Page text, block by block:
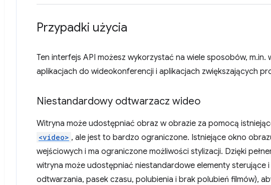
Przypadki użycia
Ten interfejs API możesz wykorzystać na wiele sposobów,
aplikacjach do wideokonferencji i aplikacjach zwiększających
Niestandardowy odtwarzacz wideo
Witryna może udostępniać obraz w obrazie za pomocą
<video> , ale jest to bardzo ograniczone. Istniejące okno
wejściowych i ma ograniczone możliwości stylizacji. Dzięki
witryna może udostępniać niestandardowe elementy sterujące
odtwarzania, pasek czasu, polubienia i brak polubień filmów),